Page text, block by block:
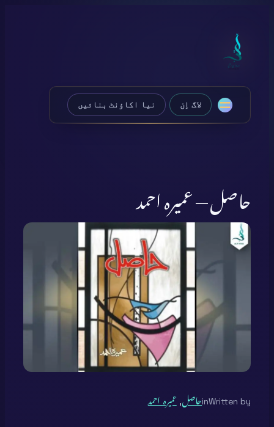
content
لاگ اِن نیا اکاؤنٹ بنائیں
حاصل — عمیرہ احمد
Written by
inحاصل, عمیرہ احمد